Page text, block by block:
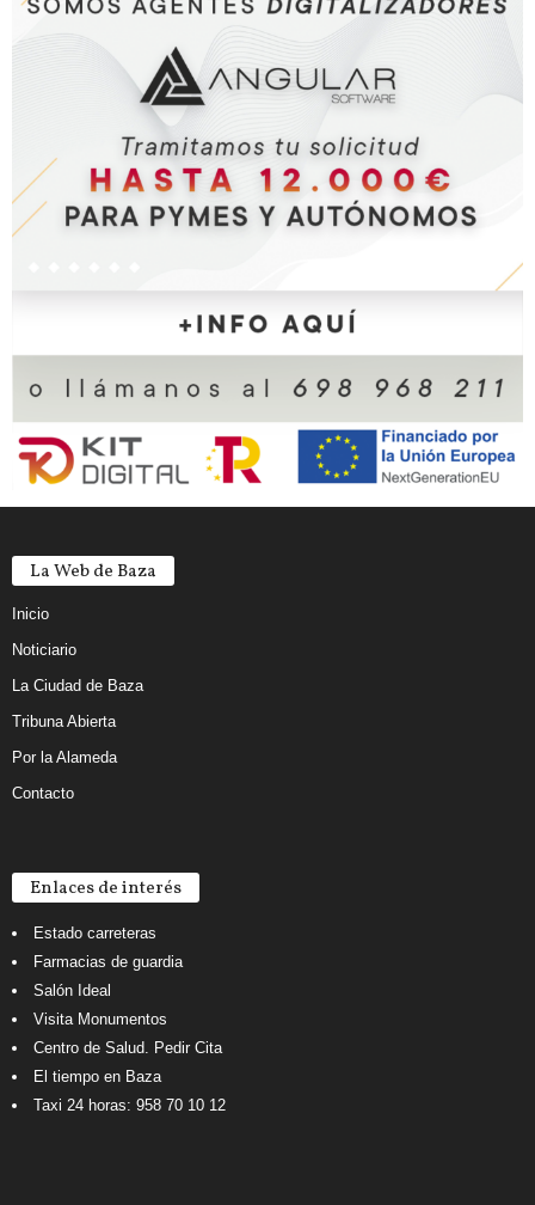
La Web de Baza
Inicio
Noticiario
La Ciudad de Baza
Tribuna Abierta
Por la Alameda
Contacto
Enlaces de interés
Estado carreteras
Farmacias de guardia
Salón Ideal
Visita Monumentos
Centro de Salud. Pedir Cita
El tiempo en Baza
Taxi 24 horas: 958 70 10 12